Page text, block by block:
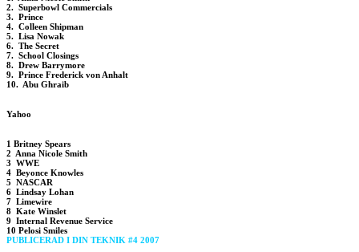
2. Superbowl Commercials
3. Prince
4. Colleen Shipman
5. Lisa Nowak
6. The Secret
7. School Closings
8. Drew Barrymore
9. Prince Frederick von Anhalt
10. Abu Ghraib
Yahoo
1 Britney Spears
2 Anna Nicole Smith
3 WWE
4 Beyonce Knowles
5 NASCAR
6 Lindsay Lohan
7 Limewire
8 Kate Winslet
9 Internal Revenue Service
10 Pelosi Smiles
PUBLICERAD I DIN TEKNIK #4 2007